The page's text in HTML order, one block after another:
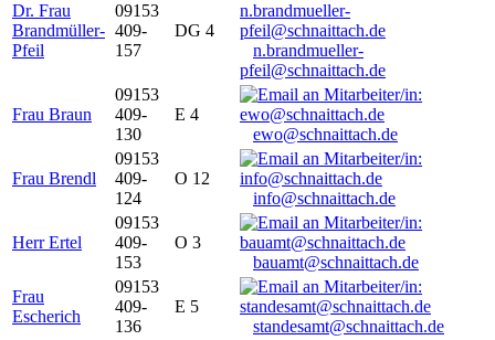
Dr. Frau
Brandmüller-
Pfeil
09153
409-
157
DG 4
n.brandmueller-
pfeil@schnaittach.de
Frau Braun
09153
409-
130
E 4
ewo@schnaittach.de
Frau Brendl
09153
409-
124
O 12
info@schnaittach.de
Herr Ertel
09153
409-
153
O 3
bauamt@schnaittach.de
Frau
Escherich
09153
409-
136
E 5
standesamt@schnaittach.de